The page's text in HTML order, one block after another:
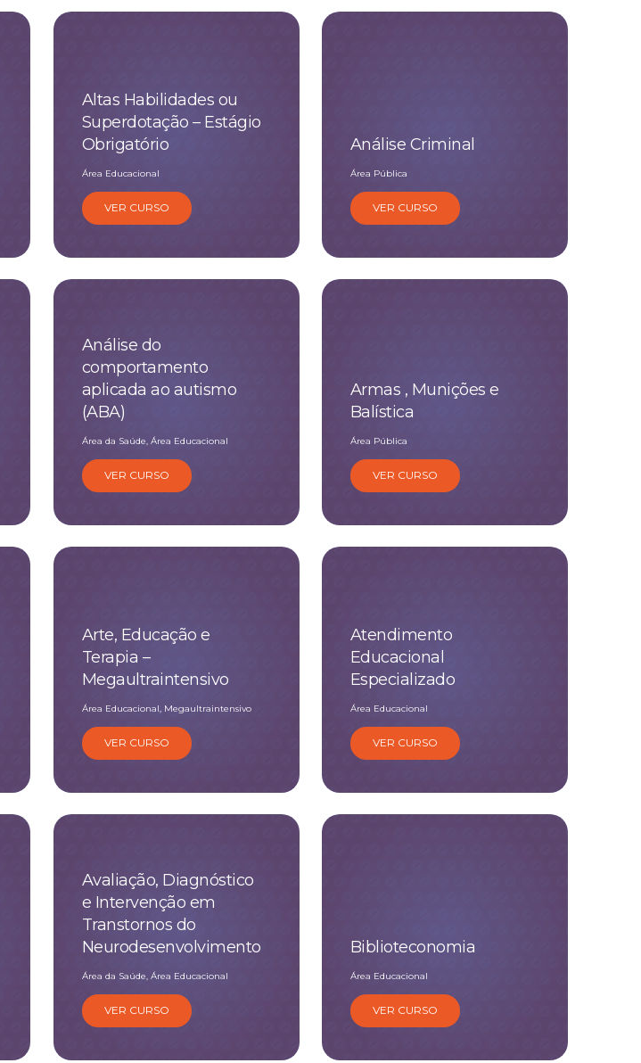
Altas Habilidades ou
Superdotação – Estágio
Obrigatório
Área Educacional
VER CURSO
Análise Criminal
Área Pública
VER CURSO
Análise do
comportamento
aplicada ao autismo
(ABA)
Área da Saúde, Área Educacional
VER CURSO
Armas , Munições e
Balística
Área Pública
VER CURSO
Arte, Educação e
Terapia –
Megaultraintensivo
Área Educacional, Megaultraintensivo
VER CURSO
Atendimento
Educacional
Especializado
Área Educacional
VER CURSO
Avaliação, Diagnóstico
e Intervenção em
Transtornos do
Neurodesenvolvimento
Área da Saúde, Área Educacional
VER CURSO
Biblioteconomia
Área Educacional
VER CURSO